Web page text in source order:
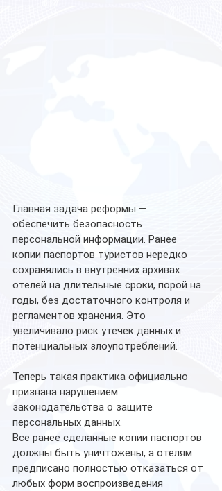
Главная задача реформы —
обеспечить безопасность
персональной информации. Ранее
копии паспортов туристов нередко
сохранялись в внутренних архивах
отелей на длительные сроки, порой на
годы, без достаточного контроля и
регламентов хранения. Это
увеличивало риск утечек данных и
потенциальных злоупотреблений.
Теперь такая практика официально
признана нарушением
законодательства о защите
персональных данных.
Все ранее сделанные копии паспортов
должны быть уничтожены, а отелям
предписано полностью отказаться от
любых форм воспроизведения